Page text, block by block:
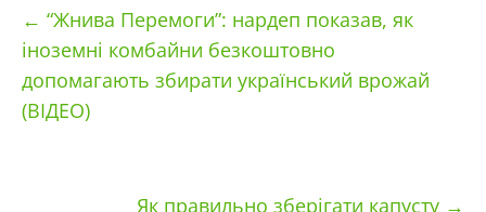
← “Жнива Перемоги”: нардеп показав, як
іноземні комбайни безкоштовно
допомагають збирати український врожай
(ВІДЕО)
Як правильно зберігати капусту →